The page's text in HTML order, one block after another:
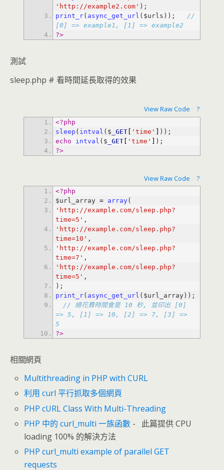
'http://example2.com'
print_r( async_get_url ($urls));
//
[0] => example1, [1] => example2
?>
測試
sleep.php # 看時間延長取得的效果
View Raw Code ?
<?php
sleep ( intval ($ _GET [ 'time' ]
echo
intval ($ _GET [ 'time' ]
?>
View Raw Code ?
<?php
$url_array = array
'http://example.com/sleep.php?
time=5'
'http://example.com/sleep.php?
time=10'
'http://example.com/sleep.php?
time=7'
'http://example.com/sleep.php?
time=5'
print_r( async_get_url
// 總花費時間會是 10 秒, 並印出 [0]
=> 5, [1] => 10, [2] => 7, [3] =>
5
?>
相關網頁
Multithreading in PHP with CURL
利用 curl 平行抓取多個網頁
PHP cURL Class With Multi-Threading
PHP 中的 curl_multi 一族函數 - 此篇提供 CPU
loading 100% 的解決方法
PHP curl_multi example of parallel GET
requests